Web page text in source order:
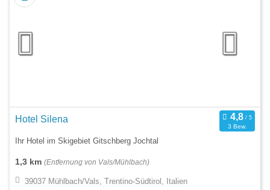
Hotel Silena
3 Bew.
Ihr Hotel im Skigebiet Gitschberg Jochtal
1,3 km (Entfernung von Vals/Mühlbach)
39037 Mühlbach/Vals, Trentino-Südtirol, Italien